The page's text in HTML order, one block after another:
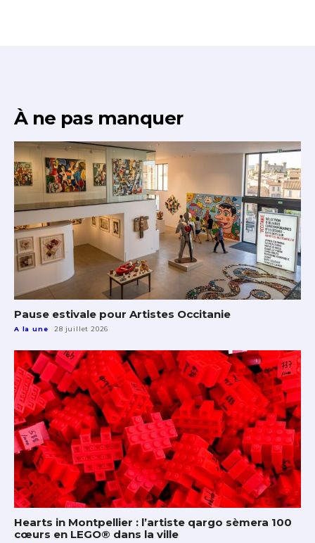
À ne pas manquer
Pause estivale pour Artistes Occitanie
A la une 28 juillet 2026
Hearts in Montpellier : l’artiste qargo sèmera 100
cœurs en LEGO® dans la ville